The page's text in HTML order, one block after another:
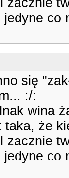
się
:/:
wina
taka, że
zacznie